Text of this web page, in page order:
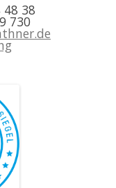
48 38
730